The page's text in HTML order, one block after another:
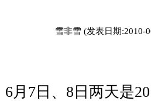
雪非雪 (发表日期:2010-
6月7日、8日两天是